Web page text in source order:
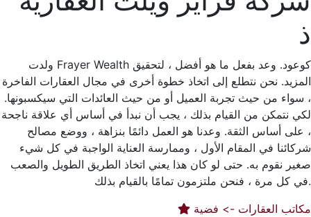
ذ
ولدت Frayer Wealth كوعود. وعد بفعل ما هو أفضل ، لتحقيق
المزيد. نحن نتطلع إلى اتخاذ خطوة أخرى في مجال العقارات الفاخرة
، سواء من حيث تجربة العميل أو من حيث العائدات التي سيكسبونها.
لكي نتمكن من القيام بذلك ، يجب أن نبدأ في أساس أي علاقة ناجحة
، على أساس الثقة. وعدنا هو العمل دائمًا بنزاهة ، ووضع مصالح
شركائنا في المقام الأول ، وممارسة العناية الواجبة في كل شيء
صغير نقوم به. حتى لو كان هذا يعني اتخاذ الطريق الطويل والصعب
في كل مرة ، فنحن ملتزمون تمامًا بالقيام بذلك.
مكاتب العقارات -> فضية